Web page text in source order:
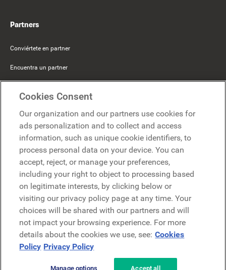
Partners
Conviértete en partner
Encuentra un partner
Microsoft
Solicitar una demo
Solicitar una demo
Contáctanos
Contáctanos
Cookies Consent
Our organization and our partners use cookies for
ads personalization and to collect and access
information, such as unique cookie identifiers, to
process personal data on your device. You can
accept, reject, or manage your preferences,
including your right to object to processing based
on legitimate interests, by clicking below or
visiting our privacy policy page at any time. Your
choices will be shared with our partners and will
not impact your browsing experience. For more
details about the cookies we use, see: Cookies
Policy Privacy Policy
Manage options Accept all